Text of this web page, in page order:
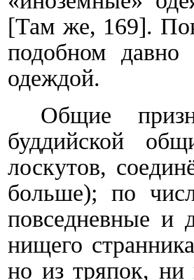
[Там же, 169].
подобном
одеждой.
Общие
буддийской
лоскутов,
больше); по
повседневные и
нищего
но из тряпок, ни